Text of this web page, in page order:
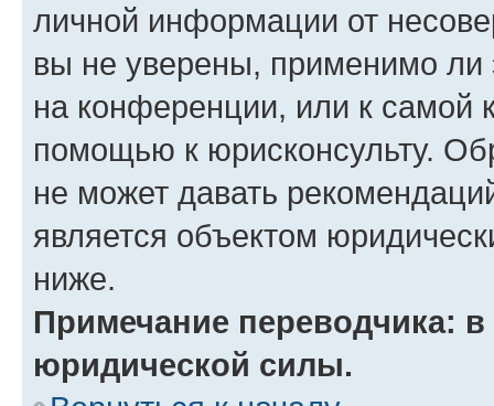
личной информации от
вы не уверены, применимо ли
на конференции, или к самой
помощью к юрисконсульту.
не может давать
является объектом
ниже.
Примечание переводчика:
юридической силы.